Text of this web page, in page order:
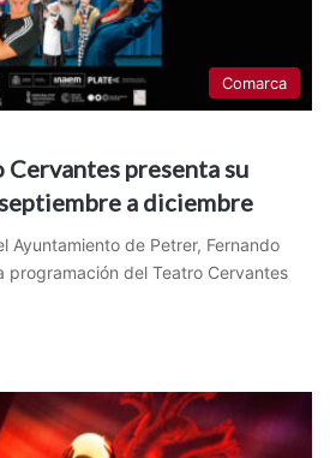
Comarca
presenta su
a diciembre
Ayuntamiento de Petrer, Fernando
programación del Teatro Cervantes